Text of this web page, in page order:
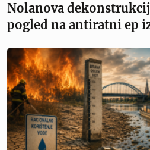
Nolanova
pogled na antiratni ep